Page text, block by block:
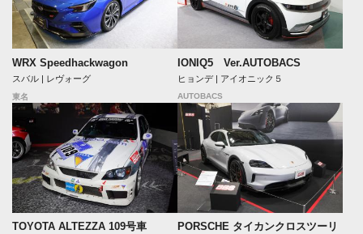
WRX Speedhackwagon
スバル | レヴォーグ
東名
IONIQ5 Ver.AUTOBACS
ヒョンデ | アイオニック５
AUTOBACS
TOYOTA ALTEZZA 109号車
PORSCHE タイカンクロスツーリ